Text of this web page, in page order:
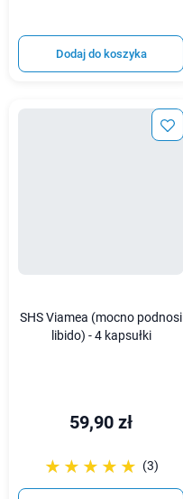
Dodaj do koszyka
SHS Viamea (mocno podnosi
libido) - 4 kapsułki
59,90 zł
☆☆☆☆☆
★★★★★ (3)